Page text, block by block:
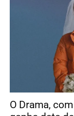
O Drama,